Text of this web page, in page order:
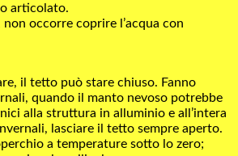
articolato.
occorre coprire l’acqua con
il tetto può stare chiuso. Fanno
quando il manto nevoso potrebbe
alla struttura in alluminio e all’intera
lasciare il tetto sempre aperto.
a temperature sotto lo zero;